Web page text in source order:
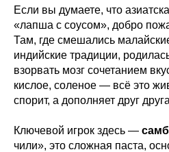
Если вы думаете, что
«лапша с соусом», добро
Там, где смешались
индийские традиции,
взорвать мозг сочетанием
кислое, соленое — всё это
спорит, а дополняет друг
Ключевой игрок здесь —
чили», это сложная паста,